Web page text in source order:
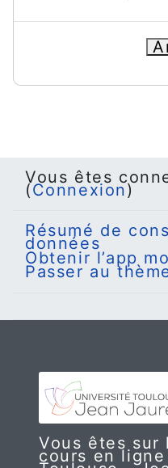
Vous êtes
(Connexion)
Résumé de
données
Obtenir l’app
Passer au
Vous êtes sur
cours en